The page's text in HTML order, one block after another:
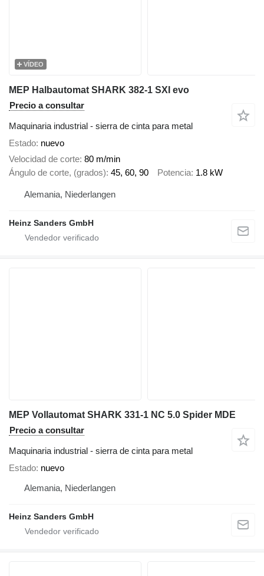
VÍDEO
MEP Halbautomat SHARK 382-1 SXI evo
Precio a consultar
Maquinaria industrial - sierra de cinta para metal
Estado nuevo
Velocidad de corte 80 m/min
Ángulo de corte, (grados) 45, 60, 90 Potencia 1.8 kW
Alemania, Niederlangen
Heinz Sanders GmbH
MEP Vollautomat SHARK 331-1 NC 5.0 Spider MDE
Precio a consultar
Maquinaria industrial - sierra de cinta para metal
Estado nuevo
Alemania, Niederlangen
Heinz Sanders GmbH